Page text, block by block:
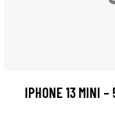
IPHONE 13 MINI –